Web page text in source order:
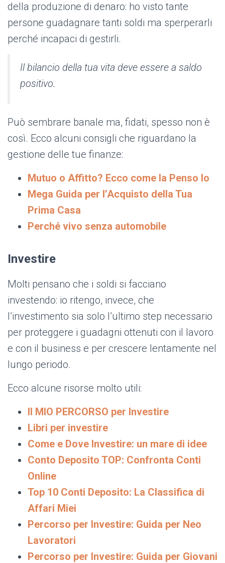
della produzione di denaro: ho visto tante
persone guadagnare tanti soldi ma sperperarli
perché incapaci di gestirli.
Il bilancio della tua vita deve essere a saldo
positivo.
Può sembrare banale ma, fidati, spesso non è
così. Ecco alcuni consigli che riguardano la
gestione delle tue finanze:
Mutuo o Affitto? Ecco come la Penso Io
Mega Guida per l’Acquisto della Tua
Prima Casa
Perché vivo senza automobile
Investire
Molti pensano che i soldi si facciano
investendo: io ritengo, invece, che
l’investimento sia solo l’ultimo step necessario
per proteggere i guadagni ottenuti con il lavoro
e con il business e per crescere lentamente nel
lungo periodo.
Ecco alcune risorse molto utili:
Il MIO PERCORSO per Investire
Libri per investire
Come e Dove Investire: un mare di idee
Conto Deposito TOP: Confronta Conti
Online
Top 10 Conti Deposito: La Classifica di
Affari Miei
Percorso per Investire: Guida per Neo
Lavoratori
Percorso per Investire: Guida per Giovani